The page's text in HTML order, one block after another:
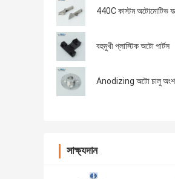
440C কাস্টম অটোমোটিভ
বহুমুখী প্লাস্টিক অটো পার্টস
Anodizing অটো চালু অংশ
সাক্ষ্যদান